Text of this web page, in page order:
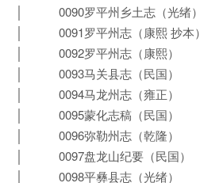
│ 0090罗平州乡土志（光绪）
│ 0091罗平州志（康熙 抄本）
│ 0092罗平州志（康熙）
│ 0093马关县志（民国）
│ 0094马龙州志（雍正）
│ 0095蒙化志稿（民国）
│ 0096弥勒州志（乾隆）
│ 0097盘龙山纪要（民国）
│ 0098平彝县志（光绪）